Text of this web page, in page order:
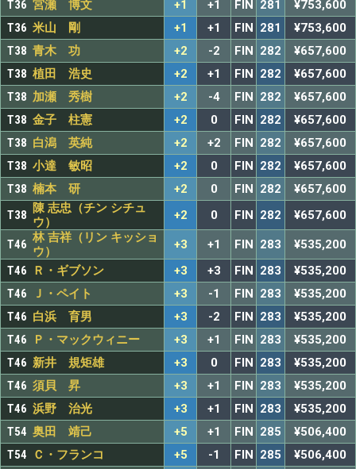
T36 宮瀬 博文 +1 +1 FIN 281
¥753,600
T36 米山 剛 +1 +1 FIN 281
¥753,600
T38 青木 功 +2 -2 FIN 282
¥657,600
T38 植田 浩史 +2 +1 FIN 282
¥657,600
T38 加瀬 秀樹 +2 -4 FIN 282
¥657,600
T38 金子 柱憲 +2 0 FIN 282
¥657,600
T38 白潟 英純 +2 +2 FIN 282
¥657,600
T38 小達 敏昭 +2 0 FIN 282
¥657,600
T38 楠本 研 +2 0 FIN 282
¥657,600
T38 陳 志忠（チン シチュ
ウ）
+2 0 FIN 282 ¥657,600
T46 林 吉祥（リン キッショ
ウ）
+3 +1 FIN 283
¥535,200
T46
Ｒ・ギブソン +3 +3 FIN 283
¥535,200
T46
Ｊ・ペイト +3 -1 FIN 283
¥535,200
T46 白浜 育男 +3 -2 FIN 283
¥535,200
T46
Ｐ・マックウィニー +3 +1 FIN 283
¥535,200
T46 新井 規矩雄 +3 0 FIN 283
¥535,200
T46 須貝 昇 +3 +1 FIN 283
¥535,200
T46 浜野 治光 +3 +1 FIN 283
¥535,200
T54 奥田 靖己 +5 +1 FIN 285
¥506,400
T54
Ｃ・フランコ +5 -1 FIN 285
¥506,400